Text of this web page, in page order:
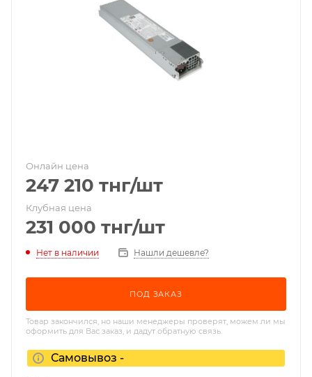
Онлайн цена
247 210 тнг/шт
Клубная цена
231 000 тнг/шт
Нет в наличии Нашли дешевле?
ПОД ЗАКАЗ
Товар закончился, но наши менеджеры проверят, можем ли мы
оформить для Вас заказ, и дадут обратную связь.
Самовывоз -